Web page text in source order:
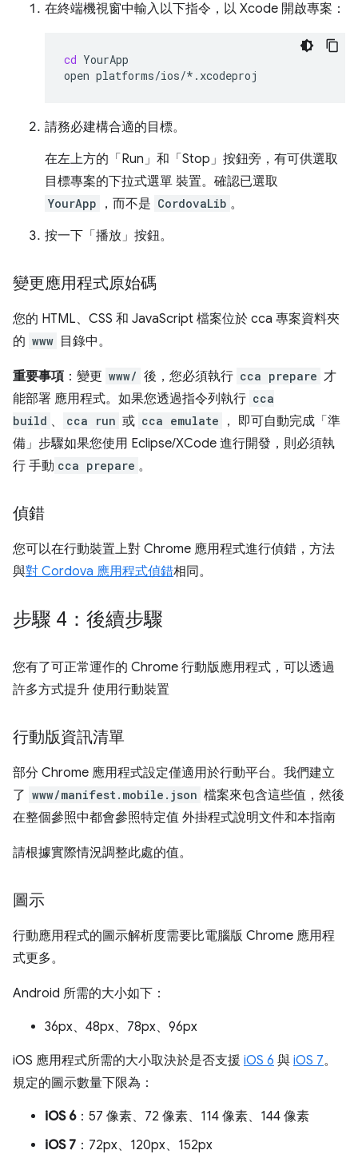
在終端機視窗中輸入以下指令，以 Xcode 開啟專案：
cd YourApp
open
請務必建構合適的目標。
在左上方的「Run」和「Stop」按鈕旁，有可供選取
目標專案的下拉式選單 裝置。確認已選取
YourApp ，而不是 CordovaLib 。
按一下「播放」按鈕。
變更應用程式原始碼
您的 HTML、CSS 和 JavaScript 檔案位於 cca 專案資料夾
的 www 目錄中。
重要事項 ：變更 www/ 後，您必須執行 cca prepare 才
能部署 應用程式。如果您透過指令列執行 cca
build 、 cca run 或 cca emulate
， 即可自動完成「準
備」步驟如果您使用 Eclipse/XCode 進行開發，則必須執
行 手動 cca prepare 。
偵錯
您可以在行動裝置上對 Chrome 應用程式進行偵錯，方法
與對 Cordova 應用程式偵錯相同。
步驟 4：後續步驟
您有了可正常運作的 Chrome 行動版應用程式，可以透過
許多方式提升 使用行動裝置
行動版資訊清單
部分 Chrome 應用程式設定僅適用於行動平台。我們建立
了 www/manifest.mobile.json 檔案來包含這些值，然後
在整個參照中都會參照特定值 外掛程式說明文件和本指南
請根據實際情況調整此處的值。
圖示
行動應用程式的圖示解析度需要比電腦版 Chrome 應用程
式更多。
Android 所需的大小如下：
36px、48px、78px、96px
iOS 應用程式所需的大小取決於是否支援 iOS 6 與 iOS 7。
規定的圖示數量下限為：
iOS 6：57 像素、72 像素、114 像素、144 像素
iOS 7 ：72px、120px、152px